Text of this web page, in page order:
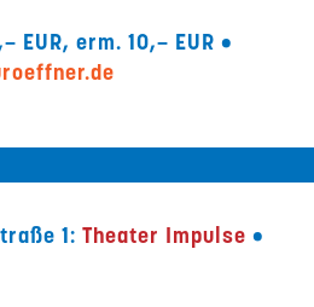
EUR, erm. 10,– EUR •
1: Theater Impulse •